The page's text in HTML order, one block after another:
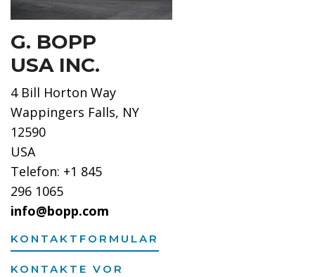
G. BOPP
USA INC.
4 Bill Horton Way
Wappingers Falls, NY
12590
USA
Telefon: +1 845
296 1065
info@bopp.com
KONTAKTFORMULAR
KONTAKTE VOR